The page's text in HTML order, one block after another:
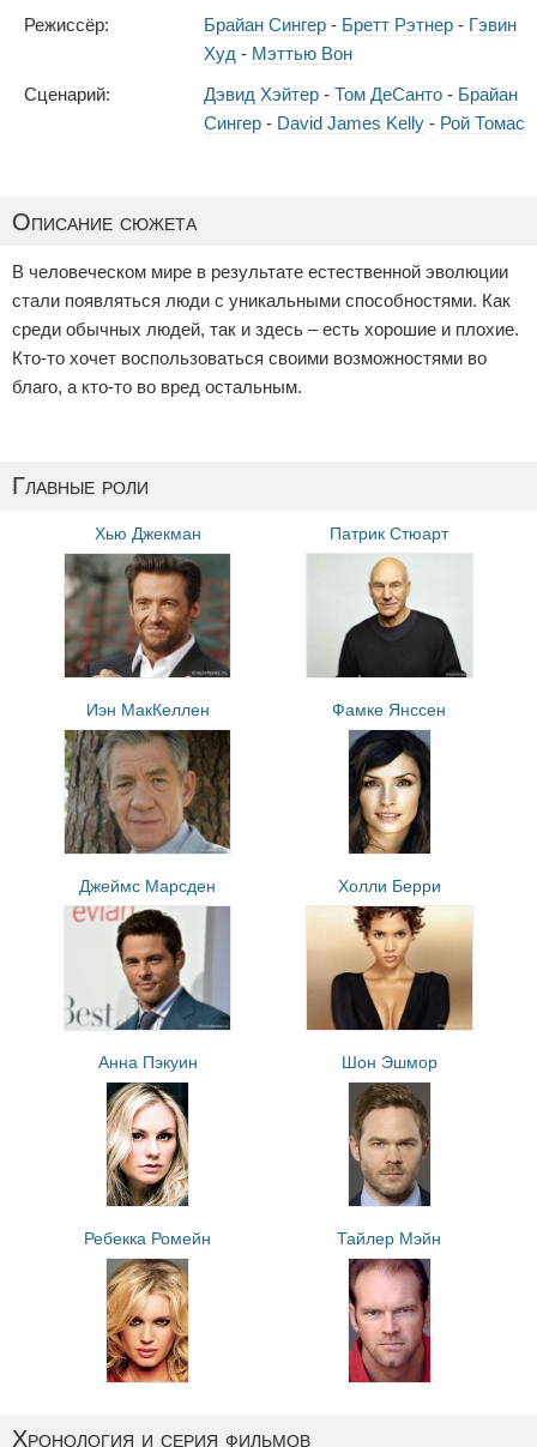
Режиссёр: Брайан Сингер - Бретт Рэтнер - Гэвин
Худ - Мэттью Вон
Сценарий:
Дэвид Хэйтер - Том ДеСанто - Брайан
Сингер - David James Kelly - Рой Томас
Описание сюжета
В человеческом мире в результате естественной эволюции
стали появляться люди с уникальными способностями. Как
среди обычных людей, так и здесь – есть хорошие и плохие.
Кто-то хочет воспользоваться своими возможностями во
благо, а кто-то во вред остальным.
Главные роли
Хью Джекман Патрик Стюарт
Иэн МакКеллен Фамке Янссен
Джеймс Марсден Холли Берри
Анна Пэкуин Шон Эшмор
Ребекка Ромейн Тайлер Мэйн
Хронология и серия фильмов